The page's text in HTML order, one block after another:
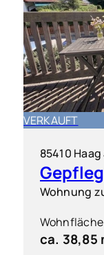
VERKAUFT
85410
Wohnung
Wohnfläche
ca. 38,85